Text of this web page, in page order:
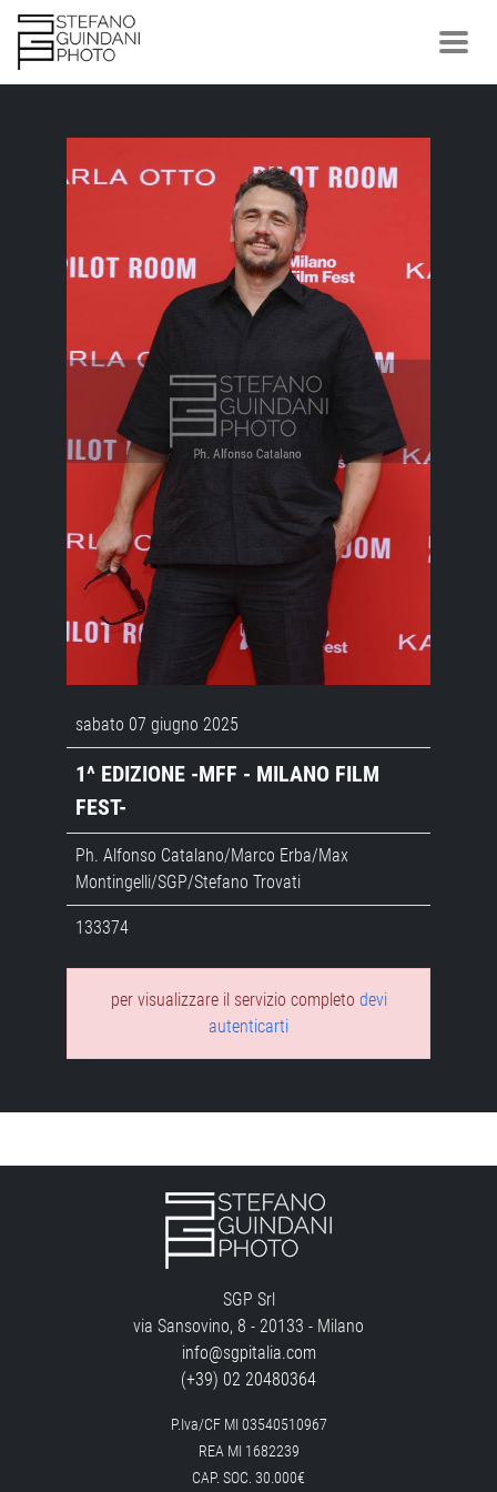
sabato 07 giugno 2025
1^ EDIZIONE -MFF - MILANO FILM
FEST-
Ph. Alfonso Catalano/Marco Erba/Max
Montingelli/SGP/Stefano Trovati
133374
per visualizzare il servizio completo devi
autenticarti
SGP Srl
via Sansovino, 8 - 20133 - Milano
info@sgpitalia.com
(+39) 02 20480364
P.Iva/CF MI 03540510967
REA MI 1682239
CAP. SOC. 30.000€